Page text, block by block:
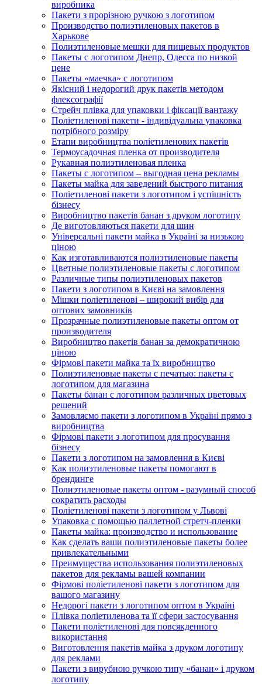
виробника
Пакети з прорізною ручкою з логотипом
Производство полиэтиленовых пакетов в
Харькове
Полиэтиленовые мешки для пищевых продуктов
Пакеты с логотипом Днепр, Одесса по низкой
цене
Пакеты «маечка» с логотипом
Якісний і недорогий друк пакетів методом
флексографії
Стрейч плівка для упаковки і фіксації вантажу
Поліетиленові пакети - індивідуальна упаковка
потрібного розміру
Етапи виробництва поліетиленових пакетів
Термоусадочная пленка от производителя
Рукавная полиэтиленовая пленка
Пакеты с логотипом – выгодная цена рекламы
Пакеты майка для заведений быстрого питания
Поліетиленові пакети з логотипом і успішність
бізнесу
Виробництво пакетів банан з друком логотипу
Де виготовляються пакети для шин
Універсальні пакети майка в Україні за низькою
ціною
Как изготавливаются полиэтиленовые пакеты
Цветные полиэтиленовые пакеты с логотипом
Различные типы полиэтиленовых пакетов
Пакети з логотипом в Києві на замовлення
Мішки поліетиленові – широкий вибір для
оптових замовників
Прозрачные полиэтиленовые пакеты оптом от
производителя
Виробництво пакетів банан за демократичною
ціною
Фірмові пакети майка та їх виробництво
Полиэтиленовые пакеты с печатью: пакеты с
логотипом для магазина
Пакеты банан с логотипом различных цветовых
решений
Замовляємо пакети з логотипом в Україні прямо з
виробництва
Фірмові пакети з логотипом для просування
бізнесу
Пакети з логотипом на замовлення в Києві
Как полиэтиленовые пакеты помогают в
брендинге
Полиэтиленовые пакеты оптом - разумный способ
сократить расходы
Поліетиленові пакети з логотипом у Львові
Упаковка с помощью паллетной стретч-пленки
Пакеты майка: производство и использование
Как сделать ваши полиэтиленовые пакеты более
привлекательными
Преимущества использования полиэтиленовых
пакетов для рекламы вашей компании
Фірмові поліетиленові пакети з логотипом для
вашого магазину
Недорогі пакети з логотипом оптом в Україні
Плівка поліетиленова та її сфери застосування
Пакети поліетиленові для повсякденного
використання
Виготовлення пакетів майка з друком логотипу
для реклами
Пакети з вирубною ручкою типу «банан» і друком
логотипу